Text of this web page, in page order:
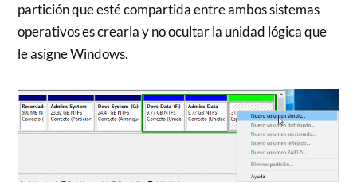
partición que esté compartida entre ambos sistemas
operativos es crearla y no ocultar la unidad lógica que
le asigne Windows.